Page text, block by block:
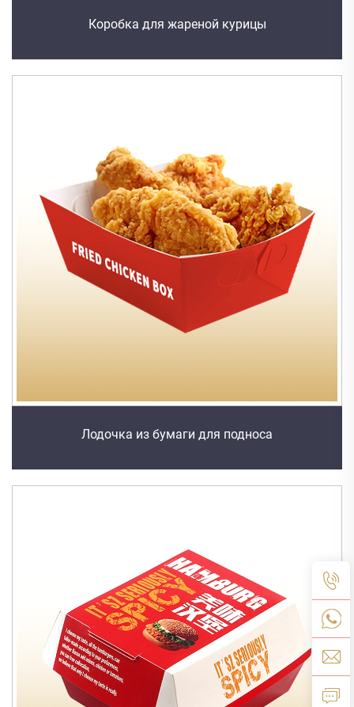
Коробка для жареной курицы
Лодочка из бумаги для подноса